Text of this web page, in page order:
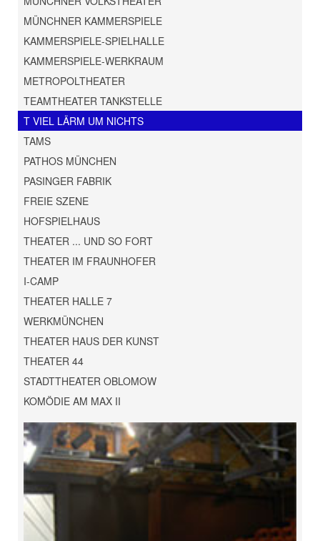
MÜNCHNER KAMMERSPIELE
KAMMERSPIELE-SPIELHALLE
KAMMERSPIELE-WERKRAUM
METROPOLTHEATER
TEAMTHEATER TANKSTELLE
T VIEL LÄRM UM NICHTS
TAMS
PATHOS MÜNCHEN
PASINGER FABRIK
FREIE SZENE
HOFSPIELHAUS
THEATER ... UND SO FORT
THEATER IM FRAUNHOFER
I-CAMP
THEATER HALLE 7
WERKMÜNCHEN
THEATER HAUS DER KUNST
THEATER 44
STADTTHEATER OBLOMOW
KOMÖDIE AM MAX II